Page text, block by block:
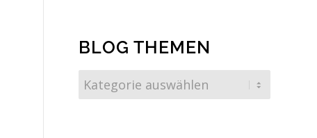
BLOG THEMEN